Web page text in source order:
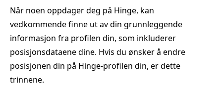
Når noen oppdager deg på Hinge, kan
vedkommende finne ut av din grunnleggende
informasjon fra profilen din, som inkluderer
posisjonsdataene dine. Hvis du ønsker å endre
posisjonen din på Hinge-profilen din, er dette
trinnene.